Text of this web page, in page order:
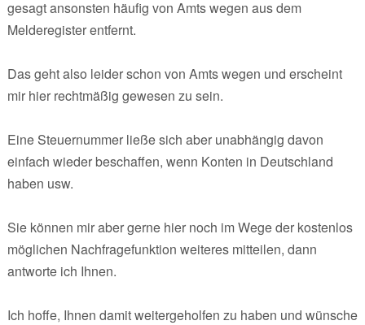
gesagt ansonsten häufig von Amts wegen aus dem
Melderegister entfernt.
Das geht also leider schon von Amts wegen und erscheint
mir hier rechtmäßig gewesen zu sein.
Eine Steuernummer ließe sich aber unabhängig davon
einfach wieder beschaffen, wenn Konten in Deutschland
haben usw.
Sie können mir aber gerne hier noch im Wege der kostenlos
möglichen Nachfragefunktion weiteres mitteilen, dann
antworte ich Ihnen.
Ich hoffe, Ihnen damit weitergeholfen zu haben und wünsche